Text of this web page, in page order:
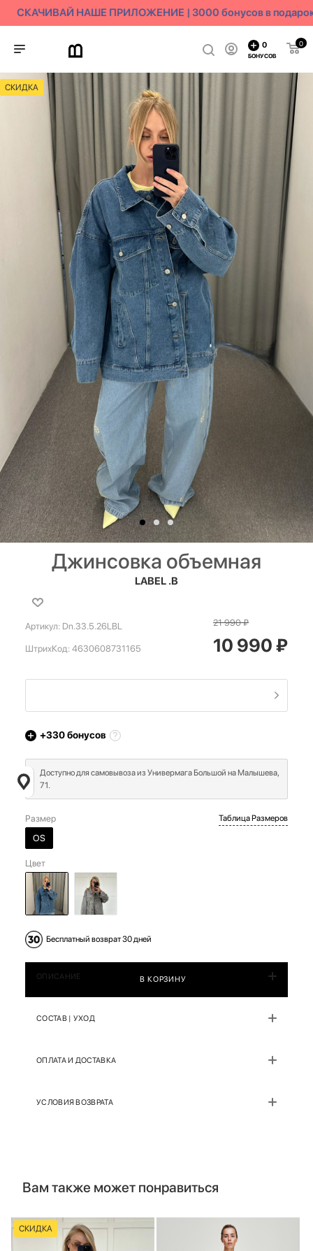
СКАЧИВАЙ НАШЕ ПРИЛОЖЕНИЕ | 3000 бонусов в подарок
0
0
БОНУСОВ
СКИДКА
Джинсовка объемная
LABEL .B
Артикул: Dn.33.5.26LBL
ШтрихКод: 4630608731165
21 990₽
10 990₽
+330бонусов
Доступно для самовывоза из Универмага Большой на Малышева,
71.
Размер
OS
Таблица Размеров
Цвет
Бесплатный возврат 30 дней
В КОРЗИНУ
ОПИСАНИЕ
СОСТАВ | УХОД
ОПЛАТА И ДОСТАВКА
УСЛОВИЯ ВОЗВРАТА
Вам также может понравиться
СКИДКА